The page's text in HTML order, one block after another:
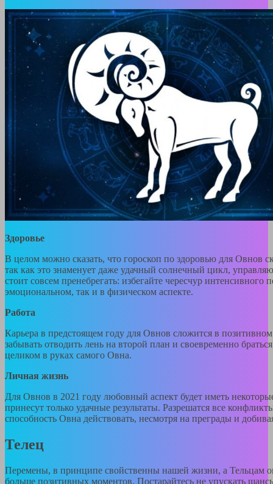
Здоровье
В целом можно сказать, что гороскоп по здоровью для Овнов
так как это знаменует даже удачный солнечный цикл,
стоит совсем пренебрегать: избегайте чересчур интенсивного
эмоциональном, так и в физическом аспекте.
Работа
Карьера в предстоящем году для Овнов сложится в
забывать отводить лень на второй план и своевременно
целиком в руках самого Овна.
Личная жизнь
Для Овнов в 2021 году любовный аспект будет иметь
принесут только удачные результаты. Разрешатся все
способность Овна действовать, несмотря на преграды и
Телец
Перемены, в принципе свойственны нашей жизни, а Тельцам
больше позитивных моментов. Постарайтесь не упускать